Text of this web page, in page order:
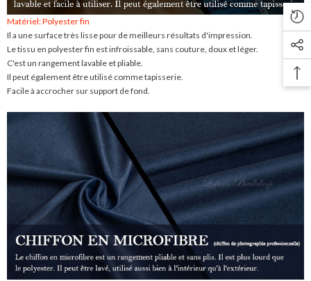
Matériel: Polyester fin
Il a une surface très lisse pour de meilleurs résultats d'impression.
Le tissu en polyester fin est infroissable, sans couture, doux et léger.
C'est un rangement lavable et pliable.
Il peut également être utilisé comme tapisserie.
Facile à accrocher sur support de fond.